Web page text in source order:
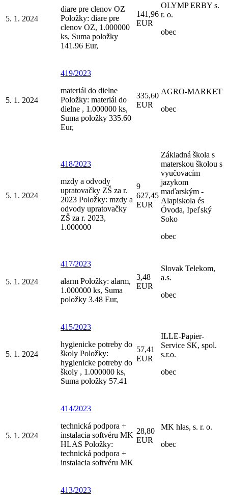
5. 1. 2024
diare pre clenov OZ
Položky: diare pre
clenov OZ, 1.000000
ks, Suma položky
141.96 Eur,
141,96
EUR
OLYMP ERBY s.
r. o.
obec
5. 1. 2024
419/2023
materiál do dielne
Položky: materiál do
dielne , 1.000000 ks,
Suma položky 335.60
Eur,
335,60
EUR
AGRO-MARKET
obec
5. 1. 2024
418/2023
mzdy a odvody
upratovačky ZŠ za r.
2023 Položky: mzdy a
odvody upratovačky
ZŠ za r. 2023,
1.000000
9
627,45
EUR
Základná škola s
materskou školou s
vyučovacím
jazykom
maďarským -
Alapiskola és
Óvoda, Ipeľský
Soko
obec
5. 1. 2024
417/2023
alarm Položky: alarm,
1.000000 ks, Suma
položky 3.48 Eur,
3,48
EUR
Slovak Telekom,
a.s.
obec
5. 1. 2024
415/2023
hygienicke potreby do
školy Položky:
hygienicke potreby do
školy , 1.000000 ks,
Suma položky 57.41
57,41
EUR
ILLE-Papier-
Service SK, spol.
s.r.o.
obec
5. 1. 2024
414/2023
technická podpora +
instalacia softvéru MK
HLAS Položky:
technická podpora +
instalacia softvéru MK
28,80
EUR
MK hlas, s. r. o.
obec
413/2023